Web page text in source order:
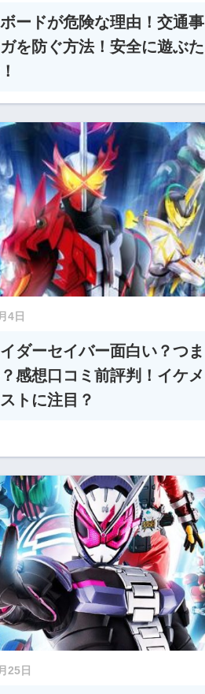
ードが危険な理由！交通事
を防ぐ方法！安全に遊ぶた
4日
ダーセイバー面白い？つま
感想口コミ前評判！イケメ
トに注目？
25日